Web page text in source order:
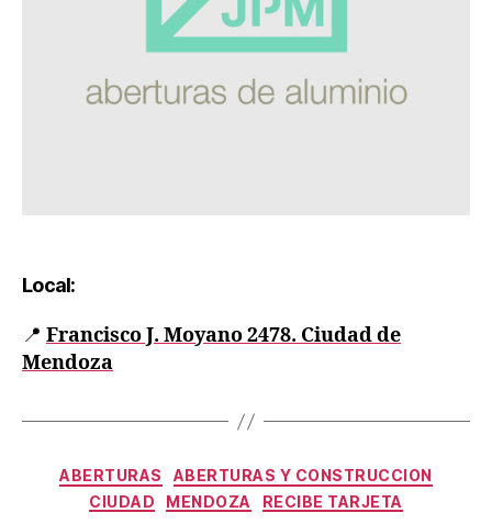
Local:
📍 Francisco J. Moyano 2478. Ciudad de
Mendoza
ABERTURAS
ABERTURAS Y CONSTRUCCION
CIUDAD
MENDOZA RECIBE TARJETA